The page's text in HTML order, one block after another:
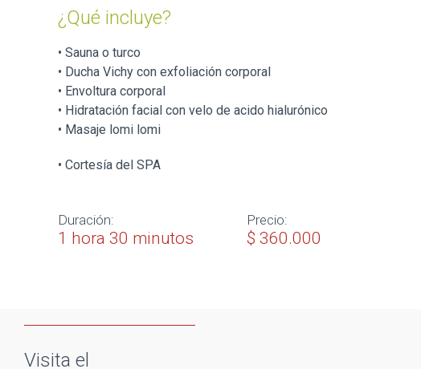
¿Qué incluye?
• Sauna o turco
• Ducha Vichy con exfoliación corporal
• Envoltura corporal
• Hidratación facial con velo de acido hialurónico
• Masaje lomi lomi
• Cortesía del SPA
Duración:
1 hora 30 minutos
Precio:
$ 360.000
Visita el